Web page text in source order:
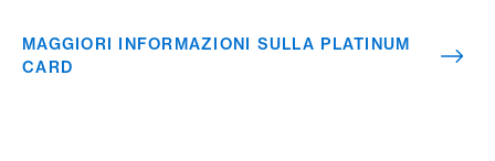
MAGGIORI INFORMAZIONI SULLA PLATINUM
CARD